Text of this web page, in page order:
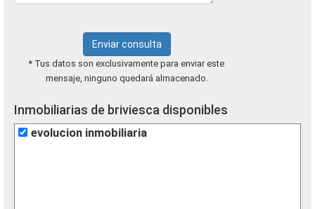
Enviar consulta
* Tus datos son exclusivamente para enviar este
mensaje, ninguno quedará almacenado.
Inmobiliarias de briviesca disponibles
evolucion inmobiliaria